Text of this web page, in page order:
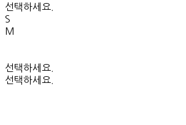
선택하세요.
S
M
선택하세요.
선택하세요.